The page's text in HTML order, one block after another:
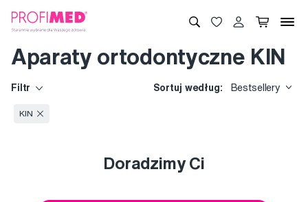
Aparaty ortodontyczne KIN
Filtr Sortuj według: Bestsellery
KIN
Doradzimy Ci